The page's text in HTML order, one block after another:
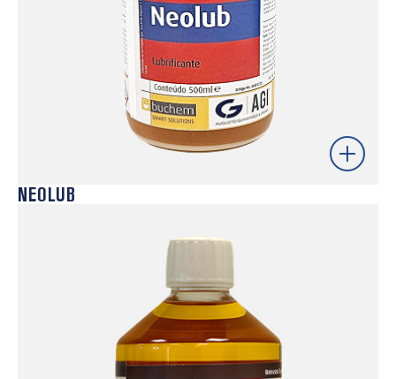
Saber mais
desenvolvido para peças móveis e mecanismos de
precisão. Garante excelente lubrificação e cria um
filme transparente duradouro em pinos de extração,
colunas e outros componentes críticos do molde. Ao
reduzir o atrito e o desgaste, contribui para maior
fiabilidade mecânica e prolongamento da vida útil dos
equipamentos.
NEOLUB